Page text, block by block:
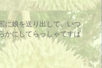
に娘を送り出して、いつ
かにしてらっしゃてすば